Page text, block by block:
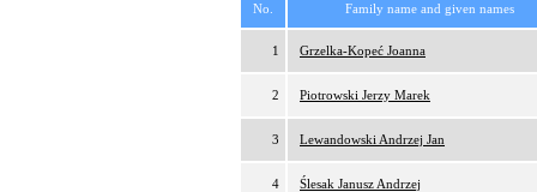
No. Family name and given names
1 Grzelka-Kopeć Joanna
2 Piotrowski Jerzy Marek
3 Lewandowski Andrzej Jan
4 Ślesak Janusz Andrzej